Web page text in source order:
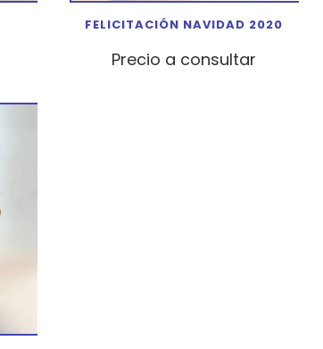
FELICITACIÓN NAVIDAD 2020
Precio a consultar